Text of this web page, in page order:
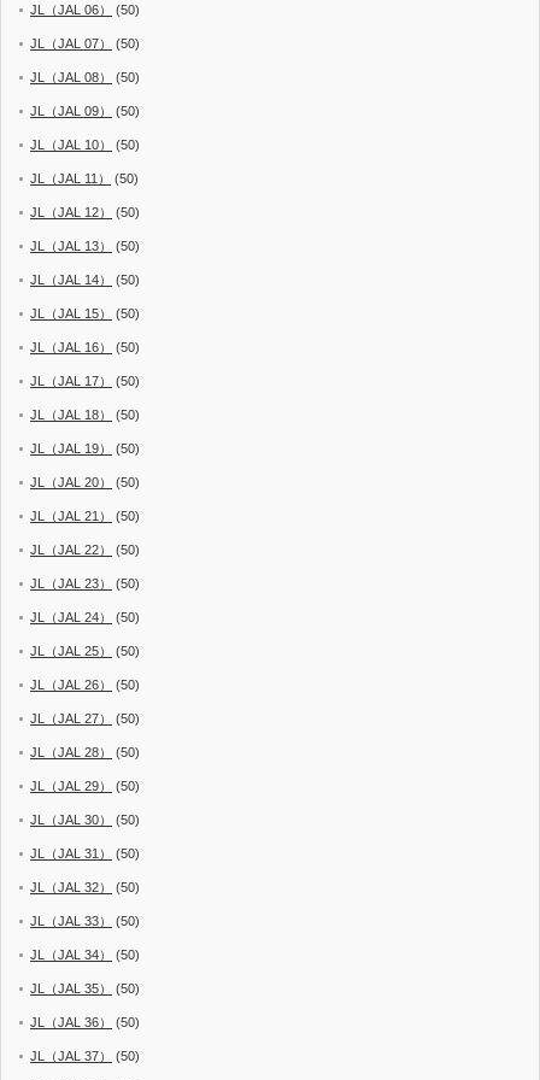
JL（JAL 06） (50)
JL（JAL 07） (50)
JL（JAL 08） (50)
JL（JAL 09） (50)
JL（JAL 10） (50)
JL（JAL 11） (50)
JL（JAL 12） (50)
JL（JAL 13） (50)
JL（JAL 14） (50)
JL（JAL 15） (50)
JL（JAL 16） (50)
JL（JAL 17） (50)
JL（JAL 18） (50)
JL（JAL 19） (50)
JL（JAL 20） (50)
JL（JAL 21） (50)
JL（JAL 22） (50)
JL（JAL 23） (50)
JL（JAL 24） (50)
JL（JAL 25） (50)
JL（JAL 26） (50)
JL（JAL 27） (50)
JL（JAL 28） (50)
JL（JAL 29） (50)
JL（JAL 30） (50)
JL（JAL 31） (50)
JL（JAL 32） (50)
JL（JAL 33） (50)
JL（JAL 34） (50)
JL（JAL 35） (50)
JL（JAL 36） (50)
JL（JAL 37） (50)